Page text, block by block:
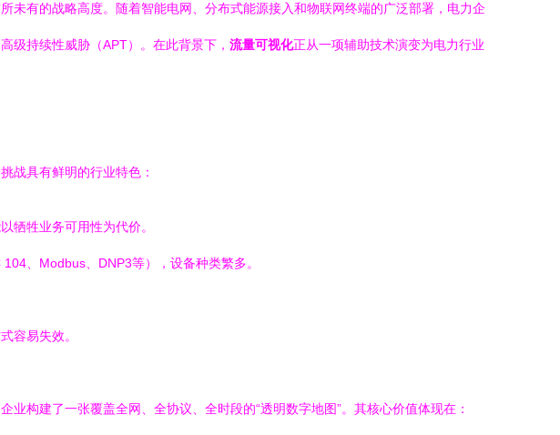
有的战略高度。随着智能电网、分布式能源接入和物联网终端的广泛部署，电力企
级持续性威胁（APT）。在此背景下， 流量可视化正从一项辅助技术演变为电力行业
战具有鲜明的行业特色：
牺牲业务可用性为代价。
、Modbus、DNP3等），设备种类繁多。
容易失效。
构建了一张覆盖全网、全协议、全时段的“透明数字地图”。其核心价值体现在：